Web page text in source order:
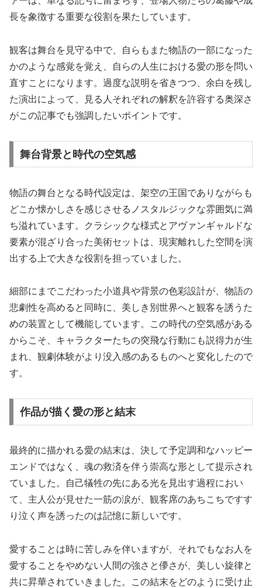
長を象徴する重要な役割を果たしています。
観客は舞台を見守る中で、自らもまた物語の一部になった
かのような感覚を覚え、自らの人生における愛の形を問い
直すことになります。過度な説明を省きつつ、余白を残し
た演出によって、見る人それぞれの解釈を許容する奥深さ
がこの記事でも強調したいポイントです。
舞台背景と時代の空気感
物語の舞台となる時代設定は、架空の王国でありながらも
どこか懐かしさを感じさせるノスタルジックな雰囲気に満
ち溢れています。クラシックな様式とアヴァンギャルドな
要素が混ざり合った美術セットは、現実離れした空間を演
出する上で大きな役割を担っていました。
細部にまでこだわった小道具や背景の色彩設計が、物語の
悲劇性を高めると同時に、美しき別世界へと観客を誘うた
めの装置として機能しています。この時代の空気感がある
からこそ、キャラクターたちの突飛な行動にも説得力が生
まれ、観劇体験がより没入感のあるものへと変化したので
す。
作品が描く愛の形と結末
最終的に描かれる愛の結末は、決して予定調和なハッピー
エンドではなく、魂の救済を伴う崇高な形として提示され
ていました。自己犠牲の先にある光を見出す過程におい
て、主人公が見せた一筋の涙が、観客席のあちこちですす
り泣く声を誘ったのは記憶に新しいです。
愛することは時に苦しみを伴いますが、それでもなお人を
愛することをやめない人間の強さと儚さが、美しい旋律と
共に昇華されていきました。この結末をどのように受け止